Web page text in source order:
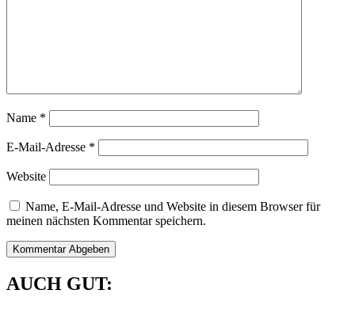
Name *
E-Mail-Adresse *
Website
Name, E-Mail-Adresse und Website in diesem Browser für
meinen nächsten Kommentar speichern.
AUCH GUT: